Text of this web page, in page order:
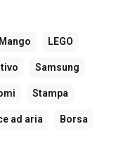
Mango LEGO
Samsung
Stampa
ad aria Borsa